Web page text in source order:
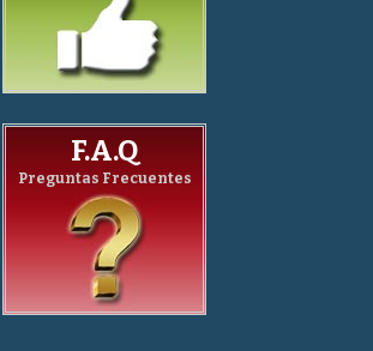
F.A.Q
Preguntas Frecuentes